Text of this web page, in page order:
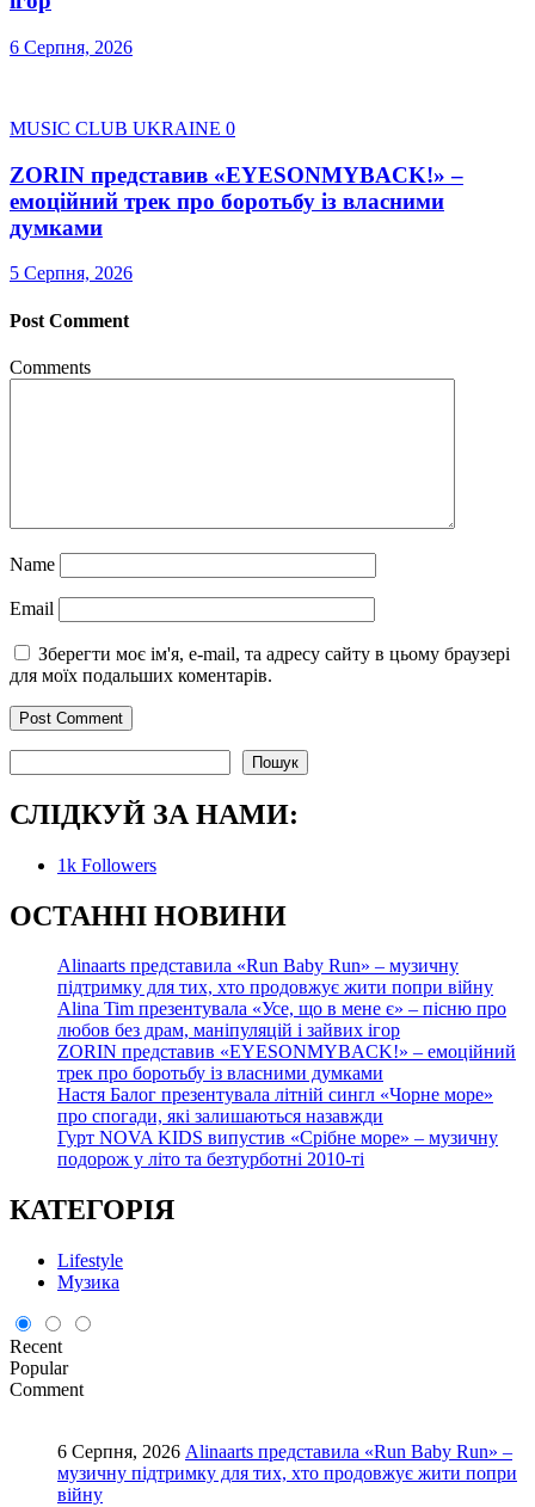
6 Серпня, 2026
MUSIC CLUB UKRAINE 0
ZORIN представив «EYESONMYBACK!» –
емоційний трек про боротьбу із власними
думками
5 Серпня, 2026
Post Comment
Comments
Name
Email
Зберегти моє ім'я, e-mail, та адресу сайту в цьому браузері
для моїх подальших коментарів.
Пошук
СЛІДКУЙ ЗА НАМИ:
1k Followers
ОСТАННІ НОВИНИ
Alinaarts представила «Run Baby Run» – музичну
підтримку для тих, хто продовжує жити попри війну
Alina Tim презентувала «Усе, що в мене є» – пісню про
любов без драм, маніпуляцій і зайвих ігор
ZORIN представив «EYESONMYBACK!» – емоційний
трек про боротьбу із власними думками
Настя Балог презентувала літній сингл «Чорне море»
про спогади, які залишаються назавжди
Гурт NOVA KIDS випустив «Срібне море» – музичну
подорож у літо та безтурботні 2010-ті
КАТЕГОРІЯ
Lifestyle
Музика
Recent
Popular
Comment
6 Серпня, 2026 Alinaarts представила «Run Baby Run» –
музичну підтримку для тих, хто продовжує жити попри
війну